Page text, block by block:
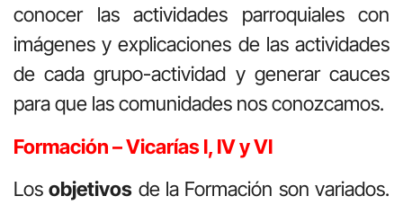
conocer las actividades parroquiales con
imágenes y explicaciones de las actividades
de cada grupo-actividad y generar cauces
para que las comunidades nos conozcamos.
Formación – Vicarías I, IV y VI
Losobjetivos de la Formación son variados.